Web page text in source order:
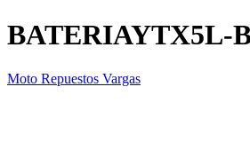
BATERIAYTX5L-
Moto Repuestos Vargas